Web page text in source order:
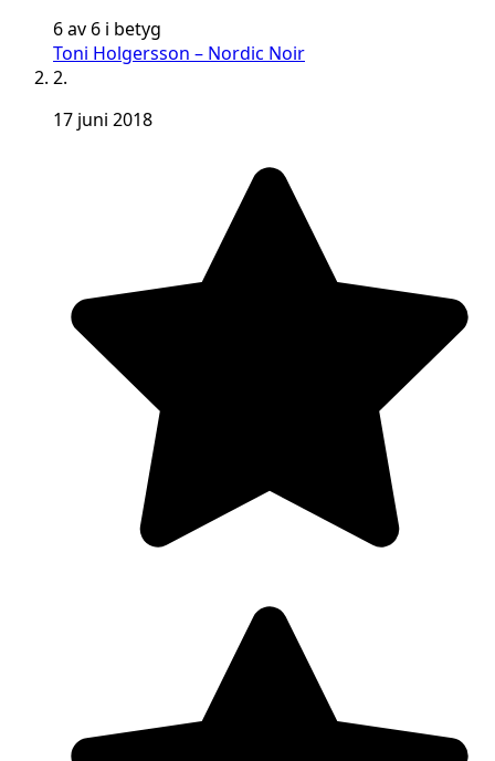
6 av 6 i betyg
Toni Holgersson – Nordic Noir
2.
17 juni 2018